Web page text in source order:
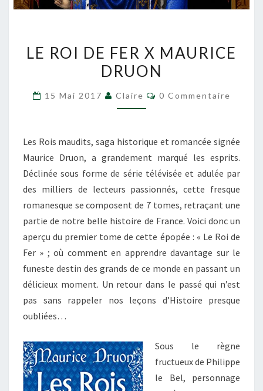
ROI
DE
LE ROI DE FER X MAURICE
DRUON
15 Mai 2017 Claire Commentaires
0 Commentaire
Les Rois maudits, saga historique et romancée signée
Maurice Druon, a grandement marqué les esprits.
Déclinée sous forme de série télévisée et adulée par
des milliers de lecteurs passionnés, cette fresque
romanesque se composent de 7 tomes, retraçant une
partie de notre belle histoire de France. Voici donc un
aperçu du premier tome de cette épopée : « Le Roi de
Fer » ; où comment en apprendre davantage sur le
funeste destin des grands de ce monde en passant un
délicieux moment. Un retour dans le passé qui n’est
pas sans rappeler nos leçons d’Histoire presque
oubliées…
Sous le règne
fructueux de Philippe
le Bel, personnage